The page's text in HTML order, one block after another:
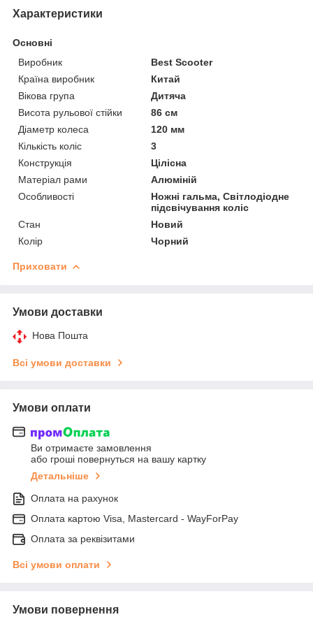
Характеристики
Основні
Виробник
Best Scooter
Країна виробник
Китай
Вікова група
Дитяча
Висота рульової стійки
86 см
Діаметр колеса
120 мм
Кількість коліс
3
Конструкція
Цілісна
Матеріал рами
Алюміній
Особливості
Ножні гальма, Світлодіодне
підсвічування коліс
Стан
Новий
Колір
Чорний
Приховати
Умови доставки
Нова Пошта
Всі умови доставки
Умови оплати
Ви отримаєте замовлення
або гроші повернуться на вашу картку
Детальніше
Оплата на рахунок
Оплата картою Visa, Mastercard - WayForPay
Оплата за реквізитами
Всі умови оплати
Умови повернення